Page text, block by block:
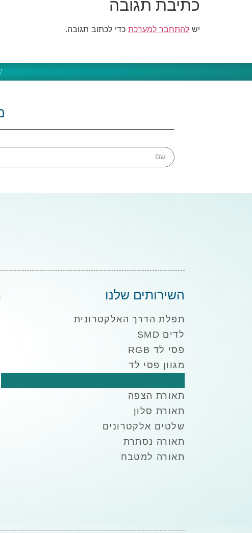
כתיבת תגובה
יש להתחבר למערכת כדי לכתוב תגובה.
השירותים שלנו
תפלת הדרך האלקטרונית
לדים SMD
פסי לד RGB
מגוון פסי לד
תאורת הצפה
תאורת סלון
שלטים אלקטרונים
תאורה נסתרת
תאורה למטבח